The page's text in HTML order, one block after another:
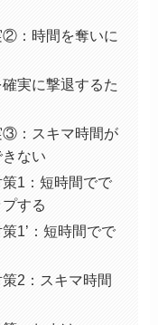
②：時間を奪いに
実に撃退するた
③：スキマ時間が
ない
1：短時間でで
する
1’：短時間でで
2：スキマ時間